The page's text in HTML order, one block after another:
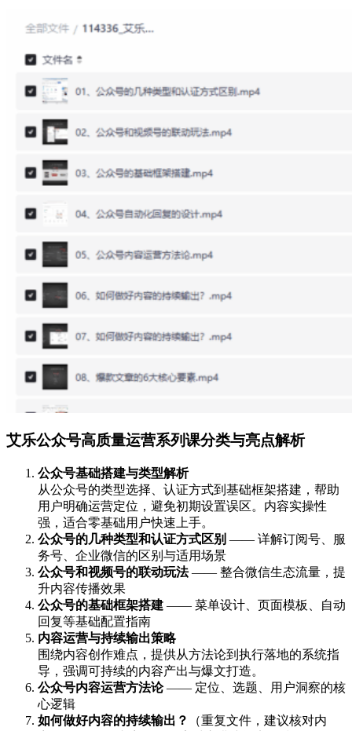
艾乐公众号高质量运营系列课分类与亮点解析
公众号基础搭建与类型解析
从公众号的类型选择、认证方式到基础框架搭建，帮助
用户明确运营定位，避免初期设置误区。内容实操性
强，适合零基础用户快速上手。
公众号的几种类型和认证方式区别 —— 详解订阅号、服
务号、企业微信的区别与适用场景
公众号和视频号的联动玩法—— 整合微信生态流量，提
升内容传播效果
公众号的基础框架搭建 —— 菜单设计、页面模板、自动
回复等基础配置指南
内容运营与持续输出策略
围绕内容创作难点，提供从方法论到执行落地的系统指
导，强调可持续的内容产出与爆文打造。
公众号内容运营方法论—— 定位、选题、用户洞察的核
心逻辑
如何做好内容的持续输出？
（重复文件，建议核对内